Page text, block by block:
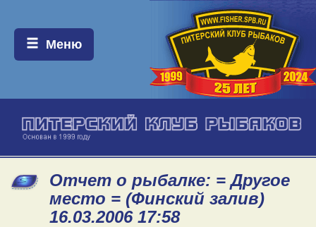
Меню:
Меню
Отчет о рыбалке: = Другое
место = (Финский залив)
16.03.2006 17:58